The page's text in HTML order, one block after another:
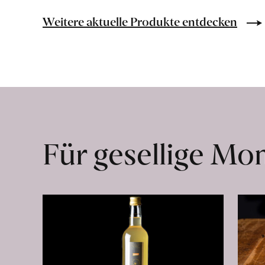
Lebensmittel
ab
Weitere aktuelle Produkte entdecken
Für gesellige